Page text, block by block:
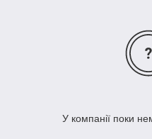
У компанії поки